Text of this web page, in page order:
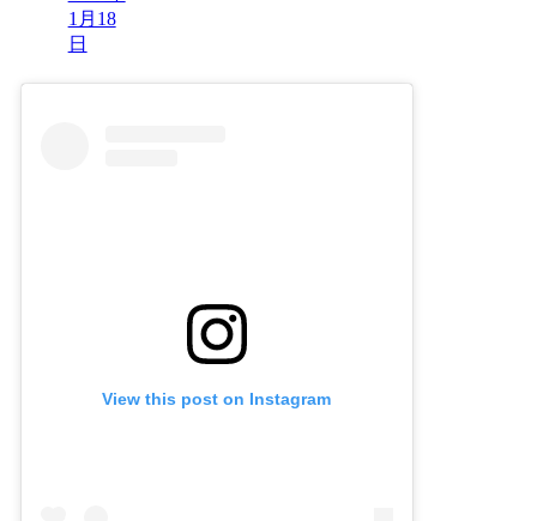
1月18
日
View this post on Instagram